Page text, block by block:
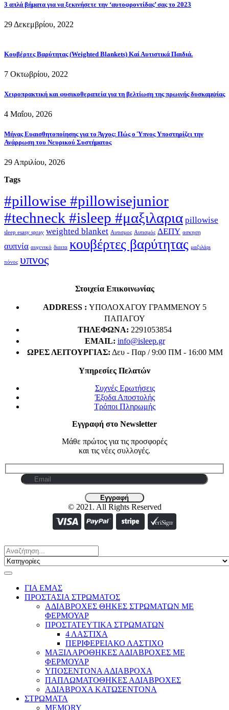
3 απλά βήματα για να ξεκινήσετε την ‘αυτοφροντίδας’ σας το 2023
29 Δεκεμβρίου, 2022
Κουβέρτες Βαρύτητας (Weighted Blankets) Καί Αυτιστικά Παιδιά.
7 Οκτωβρίου, 2022
Χειροπρακτική και φυσικοθεραπεία για τη βελτίωση της πρωινής δυσκαμψίας
4 Μαΐου, 2026
Μήνας Ευαισθητοποίησης για το Άγχος: Πώς ο Ύπνος Υποστηρίζει την
Ανάρρωση του Νευρικού Συστήματος
29 Απριλίου, 2026
Tags
#pillowise #pillowisejunior
#techneck #isleep #μαξιλαρια pillowise
sleep esasy spray weighted blanket Αυτισμος Αυτισμός ΔΕΠΥ ασκηση
αυπνία αυχενικό διαιτα κουβέρτες βαρύτητας μαξιλάρι
πόνος υπνος
Στοιχεία Επικοινωνίας
ADDRESS : ΥΠΟΛΟΧΑΓΟΥ ΓΡΑΜΜΕΝΟΥ 5
ΠΑΠΑΓΟΥ
ΤΗΛΈΦΩΝΑ: 2291053854
EMAIL: info@isleep.gr
ΏΡΕΣ ΛΕΙΤΟΥΡΓΊΑΣ: Δευ - Παρ / 9:00 ΠΜ - 16:00 ΜΜ
Υπηρεσίες Πελατών
Συχνές Ερωτήσεις
Έξοδα Αποστολής
Τρόποι Πληρωμής
Εγγραφή στο Newsletter
Μάθε πρώτος για τις προσφορές
και τις νέες συλλογές.
© 2021. All Rights Reserved
ΓΙΑ ΕΜΑΣ
ΠΡΟΣΤΑΣΙΑ ΣΤΡΩΜΑΤΟΣ
ΑΔΙΑΒΡΟΧΕΣ ΘΗΚΕΣ ΣΤΡΩΜΑΤΩΝ ΜΕ
ΦΕΡΜΟΥΑΡ
ΠΡΟΣΤΑΤΕΥΤΙΚΑ ΣΤΡΩΜΑΤΩΝ
4 ΛΑΣΤΙΧΑ
ΠΕΡΙΦΕΡΕΙΑΚΟ ΛΑΣΤΙΧΟ
ΜΑΞΙΛΑΡΟΘΗΚΕΣ ΑΔΙΑΒΡΟΧΕΣ ΜΕ
ΦΕΡΜΟΥΑΡ
ΥΠΟΣΕΝΤΟΝΑ ΑΔΙΑΒΡΟΧΑ
ΠΑΠΛΩΜΑΤΟΘΗΚΕΣ ΑΔΙΑΒΡΟΧΕΣ
ΑΔΙΑΒΡΟΧΑ ΚΑΤΩΣΕΝΤΟΝΑ
ΣΤΡΩΜΑΤΑ
MEMORY